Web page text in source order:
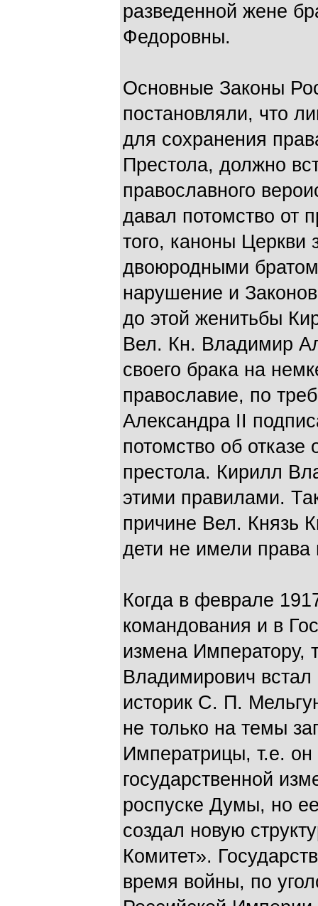
разведенной жене
Федоровны.
Основные Законы
постановляли, что
для сохранения
Престола, должно
православного
давал потомство от
того, каноны
двоюродными
нарушение и
до этой женитьбы
Вел. Кн. Владимир
своего брака на
православие, по
Александра II
потомство об отказе
престола. Кирилл
этими правилами.
причине Вел. Князь
дети не имели
Когда в феврале
командования и в
измена Императору,
Владимирович
историк С. П.
не только на темы
Императрицы, т.е. он
государственной
роспуске Думы, но
создал новую
Комитет».
время войны, по